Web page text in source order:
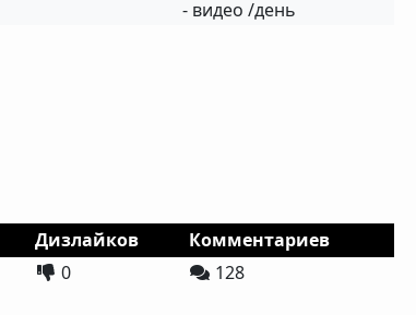
- видео /день
Дизлайков
Комментариев
0 128